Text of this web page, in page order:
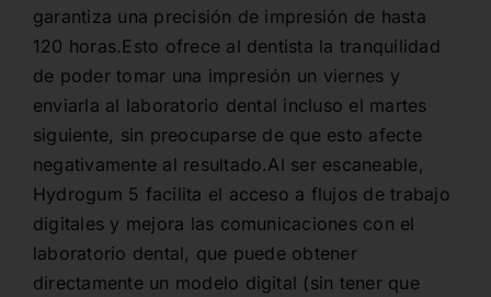
garantiza una precisión de impresión de hasta
120 horas.Esto ofrece al dentista la tranquilidad
de poder tomar una impresión un viernes y
enviarla al laboratorio dental incluso el martes
siguiente, sin preocuparse de que esto afecte
negativamente al resultado.Al ser escaneable,
Hydrogum 5 facilita el acceso a flujos de trabajo
digitales y mejora las comunicaciones con el
laboratorio dental, que puede obtener
directamente un modelo digital (sin tener que